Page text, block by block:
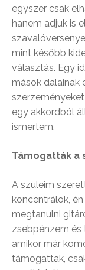
egyszer csak
hanem adjuk is
mint később
választás. Egy
mások dalainak
egy akkordból
ismertem.
Támogatták a
A szüleim
koncentrálok,
megtanulni
zsebpénzem és
amikor már
támogattak,